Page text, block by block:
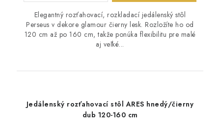
Elegantný rozťahovací, rozkladací jedálenský stôl
Perseus v dekore glamour čierny lesk. Rozložíte ho od
120 cm až po 160 cm, takže ponúka flexibilitu pre malé
aj veľké...
Jedálenský rozťahovací stôl ARES hnedý/čierny
dub 120-160 cm